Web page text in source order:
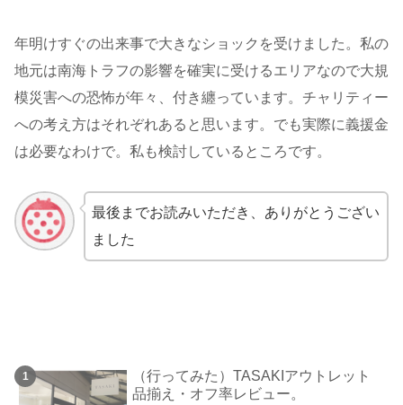
年明けすぐの出来事で大きなショックを受けました。私の
地元は南海トラフの影響を確実に受けるエリアなので大規
模災害への恐怖が年々、付き纏っています。チャリティー
への考え方はそれぞれあると思います。でも実際に義援金
は必要なわけで。私も検討しているところです。
最後までお読みいただき、ありがとうござい
ました
（行ってみた）TASAKIアウトレット
品揃え・オフ率レビュー。